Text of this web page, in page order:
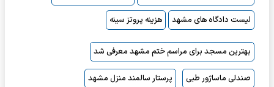
لیست دادگاه های مشهد
هزینه پروتز سینه
بهترین مسجد برای مراسم ختم مشهد معرفی شد
صندلی ماساژور طبی پرستار سالمند منزل مشهد